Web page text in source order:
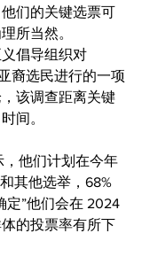
们的关键选票可
所当然。
倡导组织对
裔选民进行的一项
该调查距离关键
间。
，他们计划在今年
其他选举，68%
定”他们会在 2024
的投票率有所下